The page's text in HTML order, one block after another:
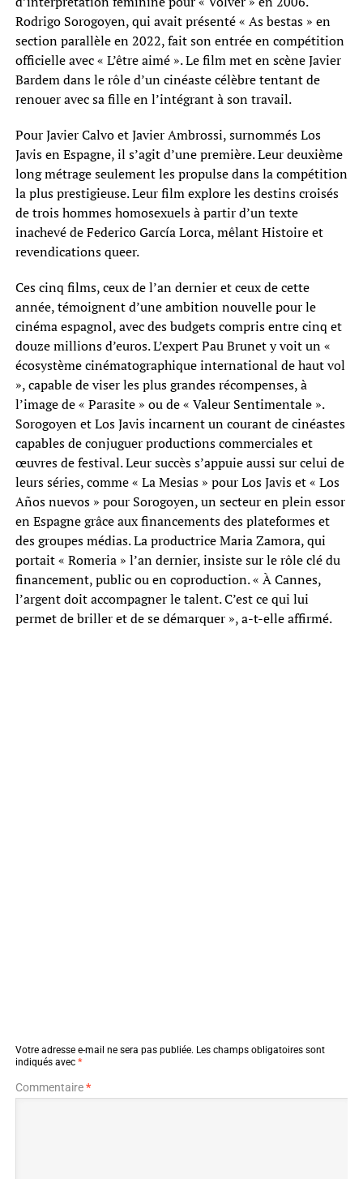
Rodrigo Sorogoyen, qui avait présenté « As bestas » en
section parallèle en 2022, fait son entrée en compétition
officielle avec « L’être aimé ». Le film met en scène Javier
Bardem dans le rôle d’un cinéaste célèbre tentant de
renouer avec sa fille en l’intégrant à son travail.
Pour Javier Calvo et Javier Ambrossi, surnommés Los
Javis en Espagne, il s’agit d’une première. Leur deuxième
long métrage seulement les propulse dans la compétition
la plus prestigieuse. Leur film explore les destins croisés
de trois hommes homosexuels à partir d’un texte
inachevé de Federico García Lorca, mêlant Histoire et
revendications queer.
Ces cinq films, ceux de l’an dernier et ceux de cette
année, témoignent d’une ambition nouvelle pour le
cinéma espagnol, avec des budgets compris entre cinq et
douze millions d’euros. L’expert Pau Brunet y voit un «
écosystème cinématographique international de haut vol
», capable de viser les plus grandes récompenses, à
l’image de « Parasite » ou de « Valeur Sentimentale ».
Sorogoyen et Los Javis incarnent un courant de cinéastes
capables de conjuguer productions commerciales et
œuvres de festival. Leur succès s’appuie aussi sur celui de
leurs séries, comme « La Mesias » pour Los Javis et « Los
Años nuevos » pour Sorogoyen, un secteur en plein essor
en Espagne grâce aux financements des plateformes et
des groupes médias. La productrice Maria Zamora, qui
portait « Romeria » l’an dernier, insiste sur le rôle clé du
financement, public ou en coproduction. « À Cannes,
l’argent doit accompagner le talent. C’est ce qui lui
permet de briller et de se démarquer », a-t-elle affirmé.
Votre adresse e-mail ne sera pas publiée. Les champs obligatoires sont
indiqués avec *
Commentaire*